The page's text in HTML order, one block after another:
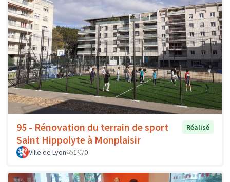
95 - Rénovation du terrain de sport
Saint Hippolyte à Monplaisir
Réalisé
Ville de Lyon 1 0